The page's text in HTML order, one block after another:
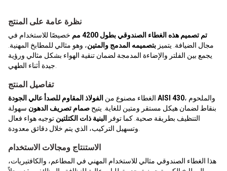
نظرة عامة على المنتج
تم تصميم هذه الغطاء الصندوقي بطول 4200 مم
خصيصًا للاستخدام في
مجال الضيافة. يتميز بتصميمه المدمج والمتين، وهو مثالي للمطابخ المهنية.
يجمع بين الفلتر والإضاءة المدمجة لضمان تنقية الهواء بشكل مثالي ورؤية
تفاصيل المنتج
الغطاء مصنوع من الفولاذ المقاوم للصدأ عالي الجودة AISI 430، والملحوم
بنقاط لضمان هيكل مستقر ومتين للغاية. يتيح صمام تصريف الدهون سهولة
التنظيف بطريقة صحية. كما توفر
البنية ذات الكتلتين توجيه هواء فعال
الاستنتاج ومجالات الاستخدام
هذا الغطاء الصندوقي مثالي للاستخدام المهني في المطاعم، والكافتيريات،